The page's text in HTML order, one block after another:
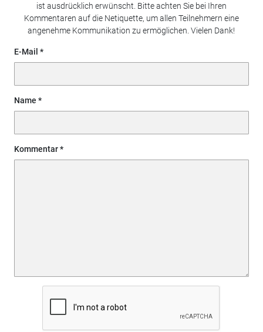
ist ausdrücklich erwünscht. Bitte achten Sie bei Ihren
Kommentaren auf die Netiquette, um allen Teilnehmern eine
angenehme Kommunikation zu ermöglichen. Vielen Dank!
E-Mail
Name
Kommentar